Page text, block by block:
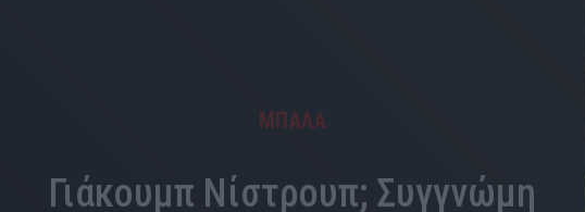
ΜΠΑΛΑ
Γιάκουμπ Νίστρουπ; Συγγνώμη